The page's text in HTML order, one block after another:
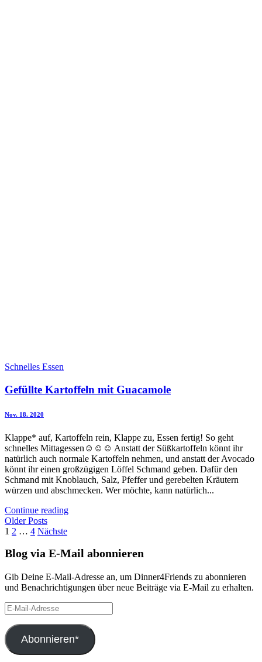
Schnelles Essen
Gefüllte Kartoffeln mit Guacamole
Nov. 18. 2020
Klappe* auf, Kartoffeln rein, Klappe zu, Essen fertig! So geht
schnelles Mittagessen☺☺☺ Anstatt der Süßkartoffeln könnt ihr
natürlich auch normale Kartoffeln nehmen, und anstatt der Avocado
könnt ihr einen großzügigen Löffel Schmand geben. Dafür den
Schmand mit Knoblauch, Salz, Pfeffer und gerebelten Kräutern
würzen und abschmecken. Wer möchte, kann natürlich...
Continue reading
Older Posts
Seitennummerierung
der
Beiträge
1 2 … 4 Nächste
Blog via E-Mail abonnieren
Gib Deine E-Mail-Adresse an, um Dinner4Friends zu abonnieren
und Benachrichtigungen über neue Beiträge via E-Mail zu erhalten.
E-
Mail-
Adresse
Abonnieren*